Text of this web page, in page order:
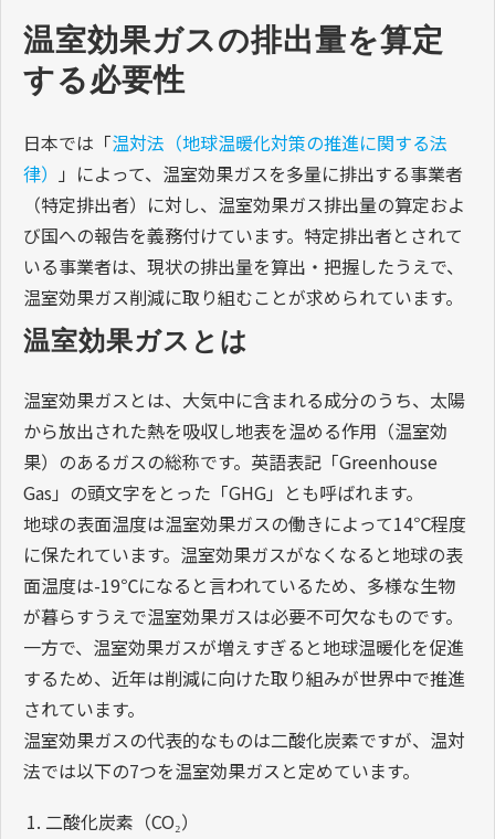
温室効果ガスの排出量を算定
する必要性
日本では「温対法（地球温暖化対策の推進に関する法
律）
」によって、温室効果ガスを多量に排出する事業者
（特定排出者）に対し、温室効果ガス排出量の算定およ
び国への報告を義務付けています。特定排出者とされて
いる事業者は、現状の排出量を算出・把握したうえで、
温室効果ガス削減に取り組むことが求められています。
温室効果ガスとは
温室効果ガスとは、大気中に含まれる成分のうち、太陽
から放出された熱を吸収し地表を温める作用（温室効
果）のあるガスの総称です。英語表記「Greenhouse
Gas」の頭文字をとった「GHG」とも呼ばれます。
地球の表面温度は温室効果ガスの働きによって14℃程度
に保たれています。温室効果ガスがなくなると地球の表
面温度は-19℃になると言われているため、多様な生物
が暮らすうえで温室効果ガスは必要不可欠なものです。
一方で、温室効果ガスが増えすぎると地球温暖化を促進
するため、近年は削減に向けた取り組みが世界中で推進
されています。
温室効果ガスの代表的なものは二酸化炭素ですが、温対
法では以下の7つを温室効果ガスと定めています。
二酸化炭素（CO₂）